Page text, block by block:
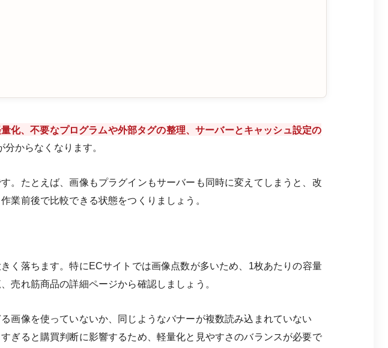
化、不要なプログラムや外部タグの整理、サーバーとキャッシュ設定の
からなくなります。
。たとえば、画像もプラグインもサーバーも同時に変えてしまうと、改
業前後で比較できる状態をつくりましょう。
く落ちます。特にECサイトでは画像点数が多いため、1枚あたりの容量
売れ筋商品の詳細ページから確認しましょう。
画像を使っていないか、同じようなバナーが複数読み込まれていない
ぎると購買判断に影響するため、軽量化と見やすさのバランスが必要で